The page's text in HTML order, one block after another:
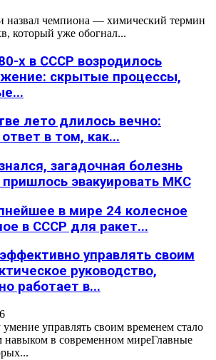
назвал чемпиона — химический термин
который уже обогнал...
х в СССР возродилось
скрытые процессы,
лето длилось вечно:
в том, как...
загадочная болезнь
эвакуировать МКС
в мире 24 колесное
в СССР для ракет...
управлять своим
руководство,
работает в...
управлять своим временем стало
в современном миреГлавные